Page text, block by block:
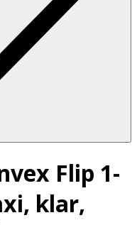
Flip 1-
klar,